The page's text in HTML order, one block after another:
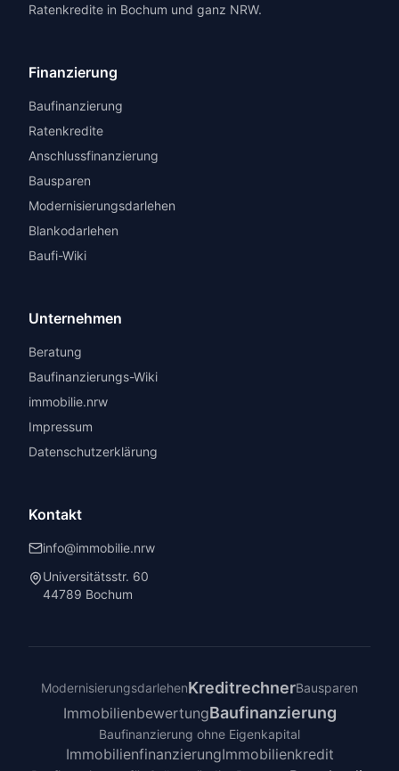
Ratenkredite in Bochum und ganz NRW.
Finanzierung
Baufinanzierung
Ratenkredite
Anschlussfinanzierung
Bausparen
Modernisierungsdarlehen
Blankodarlehen
Baufi-Wiki
Unternehmen
Beratung
Baufinanzierungs-Wiki
immobilie.nrw
Impressum
Datenschutzerklärung
Kontakt
info@immobilie.nrw
Universitätsstr. 60
44789 Bochum
ModernisierungsdarlehenKreditrechnerBausparen
ImmobilienbewertungBaufinanzierung
Baufinanzierung ohne Eigenkapital
ImmobilienfinanzierungImmobilienkredit